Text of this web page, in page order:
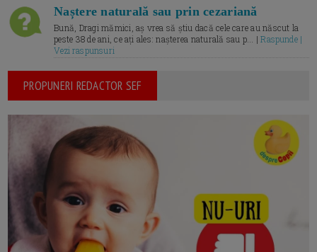
Naștere naturală sau prin cezariană
Bună, Dragi mămici, aș vrea să știu dacă cele care au născut la
peste 38 de ani, ce ați ales: nașterea naturală sau p... |Raspunde |
Vezi raspunsuri
PROPUNERI REDACTOR SEF